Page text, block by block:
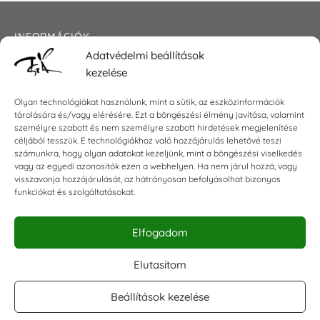
Adatvédelmi beállítások
kezelése
Olyan technológiákat használunk, mint a sütik, az eszközinformációk
tárolására és/vagy elérésére. Ezt a böngészési élmény javítása, valamint
személyre szabott és nem személyre szabott hirdetések megjelenítése
céljából tesszük. E technológiákhoz való hozzájárulás lehetővé teszi
számunkra, hogy olyan adatokat kezeljünk, mint a böngészési viselkedés
vagy az egyedi azonosítók ezen a webhelyen. Ha nem járul hozzá, vagy
visszavonja hozzájárulását, az hátrányosan befolyásolhat bizonyos
funkciókat és szolgáltatásokat.
Elfogadom
Elutasítom
Beállítások kezelése
INFORMÁCIÓK
Általános szerződési feltételek
Impresszum
KAPCSOLAT
E-mail:shop@torokszilvi.com
Telefon: +36 30 6767872
KÖZÖSSÉGI
Facebook csoport